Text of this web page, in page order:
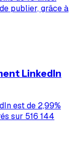
publier, grâce à
LinkedIn
est de 2,99%
sur 516 144